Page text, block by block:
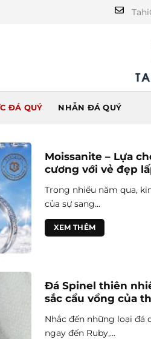
ĐÁ QUÝ NHẪN ĐÁ QUÝ
Moissanite – Lựa
cương với vẻ đẹp
Trong nhiều năm qua,
của sự sang...
XEM THÊM
Đá Spinel thiên
sắc cầu vồng của
Nhắc đến những loại đá
ngay đến Ruby,...